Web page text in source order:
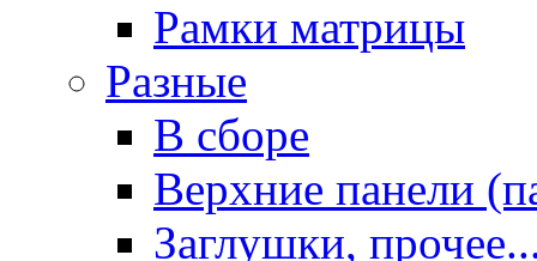
Рамки матрицы
Разные
В сборе
Верхние панели
Заглушки,